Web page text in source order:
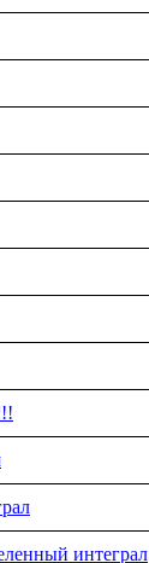
интеграл